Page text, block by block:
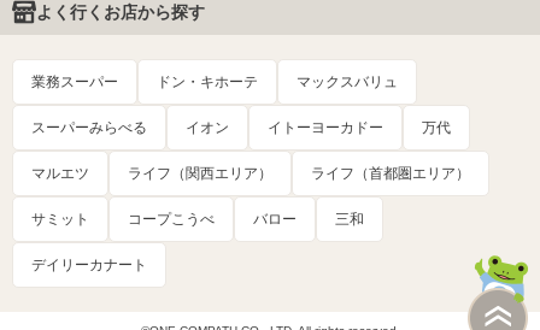
よく行くお店から探す
業務スーパー ドン・キホーテ マックスバリュ
スーパーみらべる イオン イトーヨーカドー 万代
マルエツ ライフ（関西エリア） ライフ（首都圏エリア）
サミット コープこうべ バロー 三和
デイリーカナート